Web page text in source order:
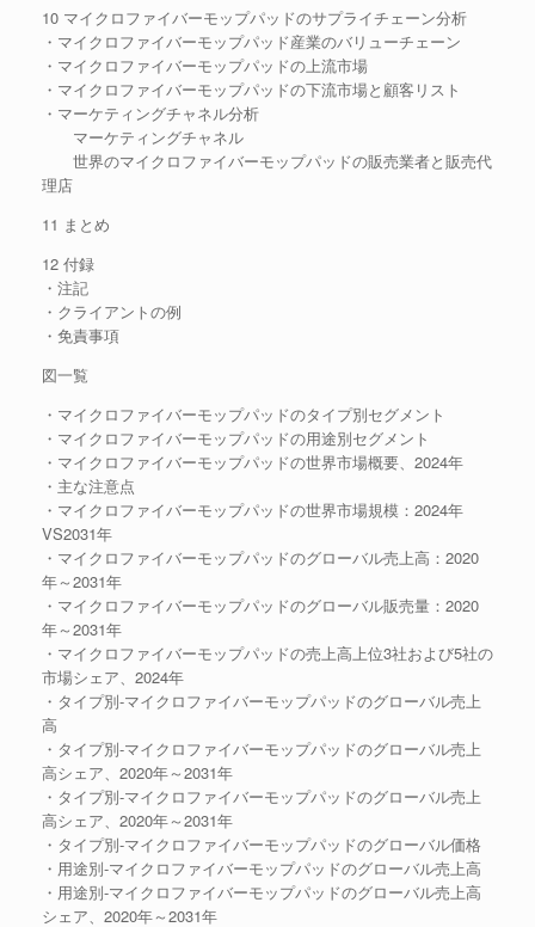
10 マイクロファイバーモップパッドのサプライチェーン分析
・マイクロファイバーモップパッド産業のバリューチェーン
・マイクロファイバーモップパッドの上流市場
・マイクロファイバーモップパッドの下流市場と顧客リスト
・マーケティングチャネル分析
マーケティングチャネル
世界のマイクロファイバーモップパッドの販売業者と販売代
理店
11 まとめ
12 付録
・注記
・クライアントの例
・免責事項
図一覧
・マイクロファイバーモップパッドのタイプ別セグメント
・マイクロファイバーモップパッドの用途別セグメント
・マイクロファイバーモップパッドの世界市場概要、2024年
・主な注意点
・マイクロファイバーモップパッドの世界市場規模：2024年
VS2031年
・マイクロファイバーモップパッドのグローバル売上高：2020
年～2031年
・マイクロファイバーモップパッドのグローバル販売量：2020
年～2031年
・マイクロファイバーモップパッドの売上高上位3社および5社の
市場シェア、2024年
・タイプ別-マイクロファイバーモップパッドのグローバル売上
高
・タイプ別-マイクロファイバーモップパッドのグローバル売上
高シェア、2020年～2031年
・タイプ別-マイクロファイバーモップパッドのグローバル売上
高シェア、2020年～2031年
・タイプ別-マイクロファイバーモップパッドのグローバル価格
・用途別-マイクロファイバーモップパッドのグローバル売上高
・用途別-マイクロファイバーモップパッドのグローバル売上高
シェア、2020年～2031年